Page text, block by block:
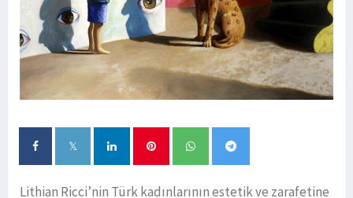
Lithian Ricci’nin Türk kadınlarının estetik ve zarafetine